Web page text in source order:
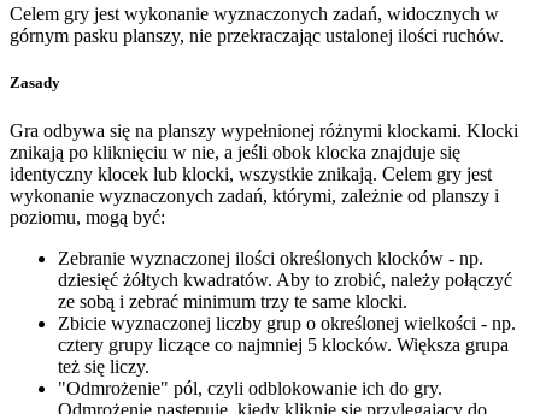
Celem gry jest wykonanie wyznaczonych zadań, widocznych w
górnym pasku planszy, nie przekraczając ustalonej ilości ruchów.
Zasady
Gra odbywa się na planszy wypełnionej różnymi klockami. Klocki
znikają po kliknięciu w nie, a jeśli obok klocka znajduje się
identyczny klocek lub klocki, wszystkie znikają. Celem gry jest
wykonanie wyznaczonych zadań, którymi, zależnie od planszy i
poziomu, mogą być:
Zebranie wyznaczonej ilości określonych klocków - np.
dziesięć żółtych kwadratów. Aby to zrobić, należy połączyć
ze sobą i zebrać minimum trzy te same klocki.
Zbicie wyznaczonej liczby grup o określonej wielkości - np.
cztery grupy liczące co najmniej 5 klocków. Większa grupa
też się liczy.
"Odmrożenie" pól, czyli odblokowanie ich do gry.
Odmrożenie następuje, kiedy kliknie się przylegający do